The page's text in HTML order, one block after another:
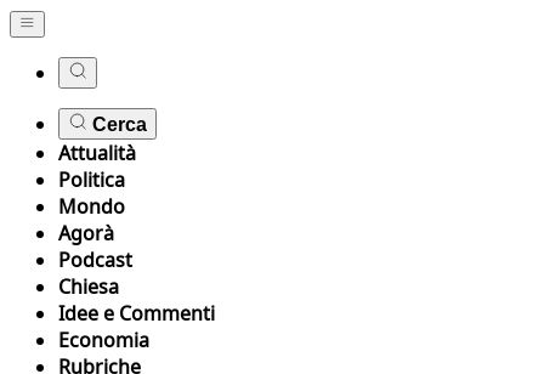
Cerca
Attualità
Politica
Mondo
Agorà
Podcast
Chiesa
Idee e Commenti
Economia
Rubriche